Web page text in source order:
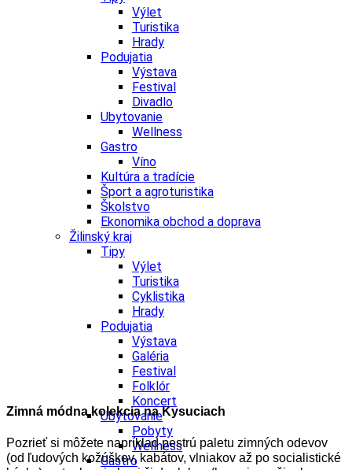
Výlet
Turistika
Hrady
Podujatia
Výstava
Festival
Divadlo
Ubytovanie
Wellness
Gastro
Víno
Kultúra a tradície
Šport a agroturistika
Školstvo
Ekonomika obchod a doprava
Žilinský kraj
Tipy
Výlet
Turistika
Cyklistika
Hrady
Podujatia
Výstava
Galéria
Festival
Folklór
Koncert
Ubytovanie
Pobyty
Wellness
Gastro
Zimná módna kolekcia na Kysuciach
Pozrieť si môžete napríklad pestrú paletu zimných odevov
(od ľudových kožúškov, kabátov, vlniakov až po socialistické